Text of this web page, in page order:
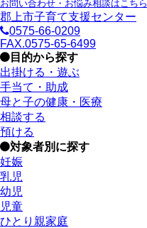
お問い合わせ・お悩み相談はこちら
郡上市子育て支援センター
0575-66-0209
FAX.0575-65-6499
目的から探す
出掛ける・遊ぶ
手当て・助成
母と子の健康・医療
相談する
預ける
対象者別に探す
妊娠
乳児
幼児
児童
ひとり親家庭